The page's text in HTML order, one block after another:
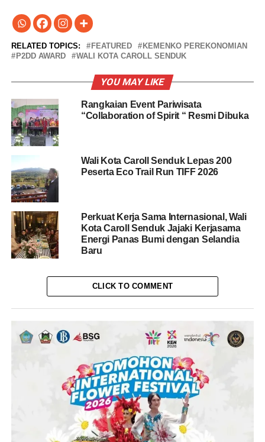
RELATED TOPICS: FEATURED
KEMENKO PEREKONOMIAN
P2DD AWARD
WALI KOTA CAROLL SENDUK
YOU MAY LIKE
Rangkaian Event Pariwisata
“Collaboration of Spirit “ Resmi Dibuka
Wali Kota Caroll Senduk Lepas 200
Peserta Eco Trail Run TIFF 2026
Perkuat Kerja Sama Internasional, Wali
Kota Caroll Senduk Jajaki Kerjasama
Energi Panas Bumi dengan Selandia
Baru
CLICK TO COMMENT